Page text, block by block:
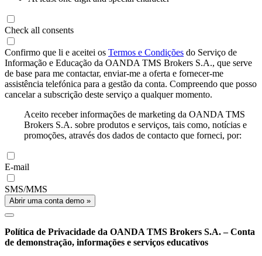
Check all consents
Confirmo que li e aceitei os Termos e Condições do Serviço de
Informação e Educação da OANDA TMS Brokers S.A., que serve
de base para me contactar, enviar-me a oferta e fornecer-me
assistência telefónica para a gestão da conta. Compreendo que posso
cancelar a subscrição deste serviço a qualquer momento.
Aceito receber informações de marketing da OANDA TMS
Brokers S.A. sobre produtos e serviços, tais como, notícias e
promoções, através dos dados de contacto que forneci, por:
E-mail
SMS/MMS
Abrir uma conta demo »
Política de Privacidade da OANDA TMS Brokers S.A. – Conta
de demonstração, informações e serviços educativos